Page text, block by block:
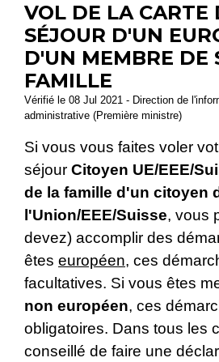
VOL DE LA CARTE
SÉJOUR D'UN
D'UN MEMBRE DE
FAMILLE
Vérifié le 08 Jul 2021 - Direction de
administrative (Première ministre)
Si vous vous faites voler
séjour Citoyen UE/EEE/
de la famille d'un citoyen
l'Union/EEE/Suisse, vous
devez) accomplir des
êtes européen, ces
facultatives. Si vous êtes
non européen, ces
obligatoires. Dans tous les
conseillé de faire une